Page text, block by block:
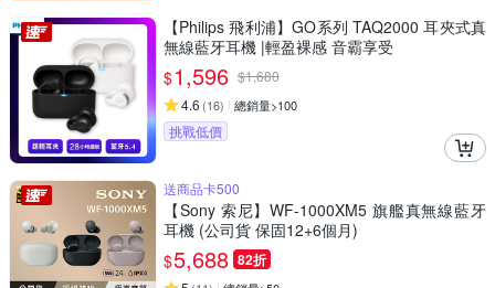
【Philips 飛利浦】GO系列 TAQ2000 耳夾式真
無線藍牙耳機 |輕盈裸感 音霸享受
$1,596 $1,680
4.6 (16) 總銷量>100
挑戰低價
送商品卡500
【Sony 索尼】WF-1000XM5 旗艦真無線藍牙
耳機 (公司貨 保固12+6個月)
$5,688 82折